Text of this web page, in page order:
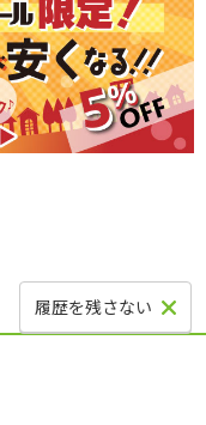
履歴を残さない